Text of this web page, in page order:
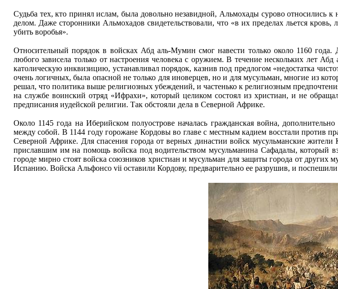
Судьба тех, кто принял ислам, была довольно незавидной, Альмохады сурово относились
делом. Даже сторонники Альмохадов свидетельствовали, что «в их пределах льется
убить воробья».
Относительный порядок в войсках Абд аль-Мумин смог навести только около 1160
любого зависела только от настроения человека с оружием. В течение нескольких лет
католическую инквизицию, устанавливал порядок, казнив под предлогом «недостатка
очень логичных, была опасной не только для иноверцев, но и для мусульман, многие из
решал, что политика выше религиозных убеждений, и частенько к религиозным
на службе воинский отряд «Ифрахи», который целиком состоял из христиан, и не
предписания иудейской религии. Так обстояли дела в Северной Африке.
Около 1145 года на Иберийском полуострове началась гражданская война,
между собой. В 1144 году горожане Кордовы во главе с местным кадием восстали против
Северной Африке. Для спасения города от верных династии войск мусульманские
приславшим им на помощь войска под водительством мусульманина Сафадалы, который
городе мирно стоят войска союзников христиан и мусульман для защиты города от
Испанию. Вой­ска Альфонсо vii оставили Кордову, предварительно ее разрушив, и поспешили